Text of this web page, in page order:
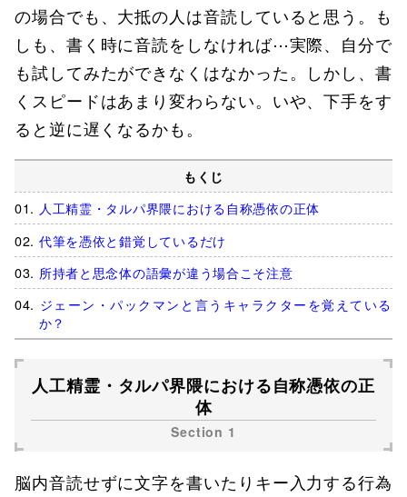
の場合でも、大抵の人は音読していると思う。も
しも、書く時に音読をしなければ⋯実際、自分で
も試してみたができなくはなかった。しかし、書
くスピードはあまり変わらない。いや、下手をす
ると逆に遅くなるかも。
もくじ
人工精霊・タルパ界隈における自称憑依の正体
代筆を憑依と錯覚しているだけ
所持者と思念体の語彙が違う場合こそ注意
ジェーン・パックマンと言うキャラクターを覚えている
か？
人工精霊・タルパ界隈における自称憑依の正
体
脳内音読せずに文字を書いたりキー入力する行為